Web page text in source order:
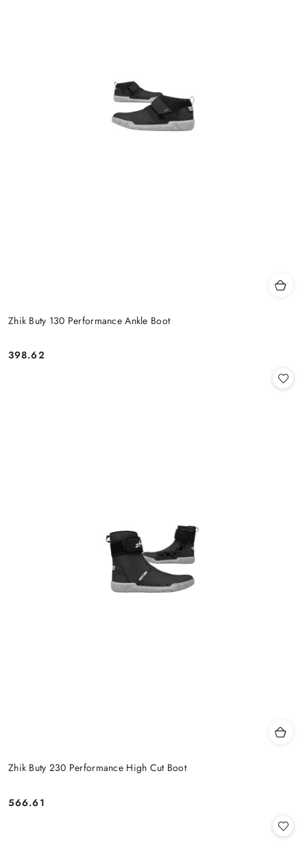
Zhik Buty 130 Performance Ankle Boot
Cena:
398.62
Zhik Buty 230 Performance High Cut Boot
Cena:
566.61